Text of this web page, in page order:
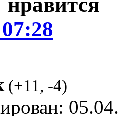
(+11, -4)